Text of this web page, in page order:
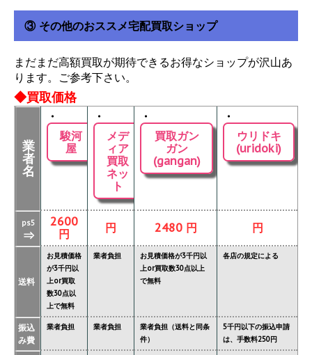
③ その他のおススメ宅配買取ショップ
まだまだ高額買取が期待できるお得なショップが沢山あ
ります。ご参考下さい。
◆買取価格
業
者
名
・
駿河
屋
・
メデ
ィア
買取
ネッ
ト
・
買取ガン
ガン
(gangan)
・
ウリドキ
(uridoki)
ps5
⇒
2600
円
円 2480 円 円
送料
お見積価格
が3千円以
上or買取
数30点以
上で無料
業者負担
お見積価格が3千円以
上or買取数30点以上
で無料
各店の規定による
振込
み費
業者負担 業者負担
業者負担（送料と同条
件）
5千円以下の振込申請
は、手数料250円